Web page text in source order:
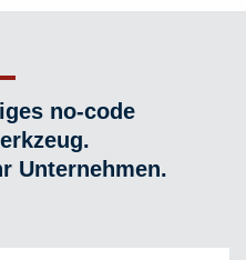
no-code
Unternehmen.